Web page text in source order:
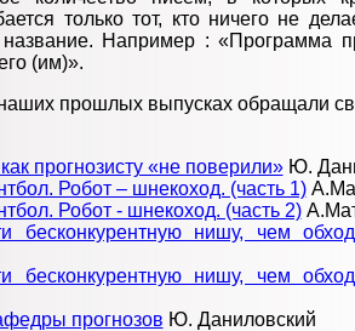
только тот, кто ничего не
Например : «Программа
(им)».
прошлых выпусках обращали
прогнозисту «не поверили»Ю.
Робот – шнекоход. (часть 1)
Робот - шнекоход. (часть 2)
бесконкурентную нишу, чем
бесконкурентную нишу, чем
прогнозов Ю. Даниловский